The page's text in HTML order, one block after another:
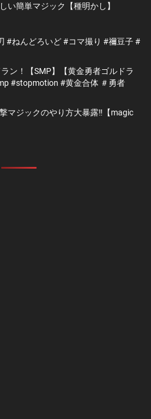
い簡単マジック【種明かし】
#ねんどろいど #コマ撮り #禰豆子 #
ン！【SMP】【黄金勇者ゴルドラ
#stopmotion #黄金合体 ＃勇者
マジックのやり方大暴露‼️【magic